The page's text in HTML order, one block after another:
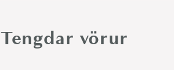
Tengdar vörur